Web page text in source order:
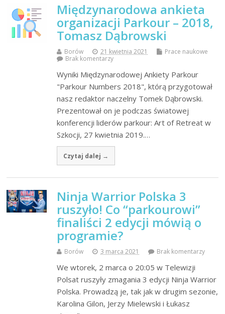
Międzynarodowa ankieta
organizacji Parkour – 2018,
Tomasz Dąbrowski
Borów 21 kwietnia 2021
Prace naukowe
Brak komentarzy
Wyniki Międzynarodowej Ankiety Parkour
"Parkour Numbers 2018", którą przygotował
nasz redaktor naczelny Tomek Dąbrowski.
Prezentował on je podczas światowej
konferencji liderów parkour: Art of Retreat w
Szkocji, 27 kwietnia 2019.…
Czytaj dalej →
Ninja Warrior Polska 3
ruszyło! Co “parkourowi”
finaliści 2 edycji mówią o
programie?
Borów 3 marca 2021 Brak komentarzy
We wtorek, 2 marca o 20:05 w Telewizji
Polsat ruszyły zmagania 3 edycji Ninja Warrior
Polska. Prowadzą je, tak jak w drugim sezonie,
Karolina Gilon, Jerzy Mielewski i Łukasz